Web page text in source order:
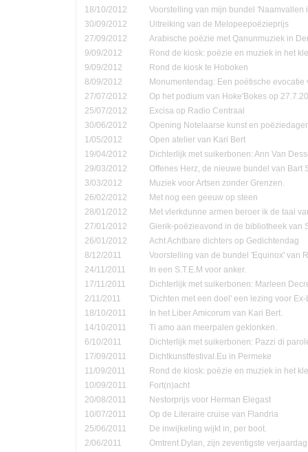
18/10/2012
Voorstelling van mijn bundel 'Naamvallen
30/09/2012
Uitreiking van de Melopeepoëzieprijs
27/09/2012
Arabische poëzie met Qanunmuziek in
9/09/2012
Rond de kiosk: poëzie en muziek in het
9/09/2012
Rond de kiosk te Hoboken
8/09/2012
Monumentendag: Een poëtische evocatie
27/07/2012
Op het podium van Hoke'Bokes op
25/07/2012
Excisa op Radio Centraal
30/06/2012
Opening Notelaarse kunst en
1/05/2012
Open atelier van Kari Bert
19/04/2012
Dichterlijk met suikerbonen: Ann Van
29/03/2012
Offenes Herz, de nieuwe bundel van Bart
3/03/2012
Muziek voor Artsen zonder Grenzen.
26/02/2012
Met nog een geeuw op steen
28/01/2012
Met vlerkdunne armen beroer ik de taal
27/01/2012
Gierik-poëzieavond in de bibliotheek van
26/01/2012
Acht Achtbare dichters op Gedichtendag
8/12/2011
Voorstelling van de bundel 'Equinox' van
24/11/2011
In een S.T.E.M voor anker.
17/11/2011
Dichterlijk met suikerbonen: Marleen
2/11/2011
'Dichten met een doel' een lezing voor
18/10/2011
In het Liber Amicorum van Kari Bert.
14/10/2011
Ti amo aan meerpalen geklonken.
6/10/2011
Dichterlijk met suikerbonen: Pazzi di
17/09/2011
Dichtkunstfestival.Eu in Permeke
11/09/2011
Rond de kiosk: poëzie en muziek in het
10/09/2011
Fort(n)acht
20/08/2011
Nestorprijs voor Herman Elegast
10/07/2011
Op de Literaire cruise van Flandria
25/06/2011
De inwijkeling wijkt in, per boot.
2/06/2011
Omtrent Dylan, zijn zeventigste verjaardag